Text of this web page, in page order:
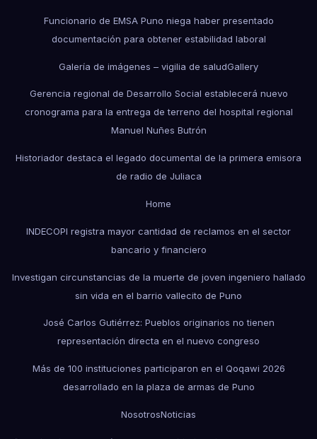
Funcionario de EMSA Puno niega haber presentado
documentación para obtener estabilidad laboral
Galería de imágenes – vigilia de saludGallery
Gerencia regional de Desarrollo Social establecerá nuevo
cronograma para la entrega de terreno del hospital regional
Manuel Nuñes Butrón
Historiador destaca el legado documental de la primera emisora
de radio de Juliaca
Home
INDECOPI registra mayor cantidad de reclamos en el sector
bancario y financiero
Investigan circunstancias de la muerte de joven ingeniero hallado
sin vida en el barrio vallecito de Puno
José Carlos Gutiérrez: Pueblos originarios no tienen
representación directa en el nuevo congreso
Más de 100 instituciones participaron en el Qoqawi 2026
desarrollado en la plaza de armas de Puno
NosotrosNoticias